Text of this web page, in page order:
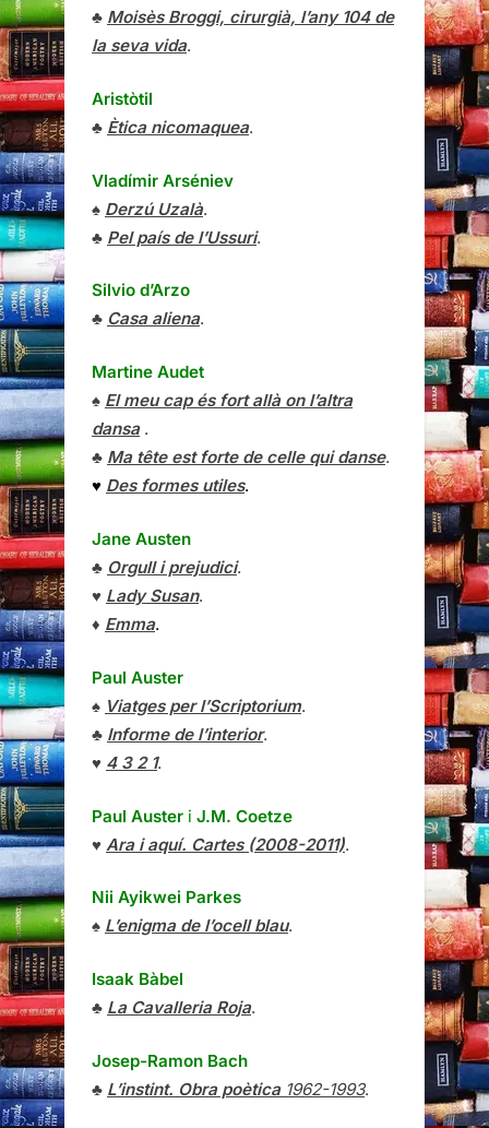
♣ Moisès Broggi, cirurgià, l’any 104 de
la seva vida.
Aristòtil
♣ Ètica nicomaquea.
Vladímir Arséniev
♠ Derzú Uzalà.
♣ Pel país de l’Ussuri.
Silvio d’Arzo
♣ Casa aliena.
Martine Audet
♠ El meu cap és fort allà on l’altra
dansa.
♣ Ma tête est forte de celle qui danse.
♥ Des formes utiles.
Jane Austen
♣ Orgull i prejudici.
♥ Lady Susan.
♦ Emma.
Paul Auster
♠ Viatges per l’Scriptorium.
♣ Informe de l’interior.
♥ 4 3 2 1.
Paul Auster i J.M. Coetze
♥ Ara i aquí. Cartes (2008-2011).
Nii Ayikwei Parkes
♠ L’enigma de l’ocell blau.
Isaak Bàbel
♣ La Cavalleria Roja.
Josep-Ramon Bach
♣ L’instint. Obra poètica1962-1993.